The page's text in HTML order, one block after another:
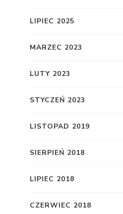
LIPIEC 2025
MARZEC 2023
LUTY 2023
STYCZEŃ 2023
LISTOPAD 2019
SIERPIEŃ 2018
LIPIEC 2018
CZERWIEC 2018